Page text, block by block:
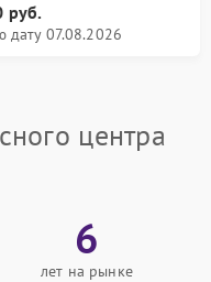
руб.
дату 07.08.2026
центра
6
лет на рынке